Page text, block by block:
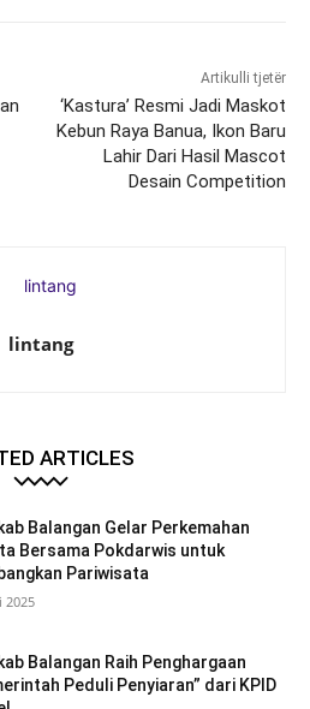
Artikulli tjetër
‘Kastura’ Resmi Jadi Maskot
Kebun Raya Banua, Ikon Baru
Lahir Dari Hasil Mascot
Desain Competition
lintang
ARTICLES
Balangan Gelar Perkemahan
Bersama Pokdarwis untuk
Pariwisata
2025
Balangan Raih Penghargaan
Peduli Penyiaran” dari KPID